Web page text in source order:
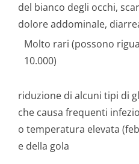
del bianco degli occhi,
dolore addominale,
Molto rari (possono
10.000)
riduzione di alcuni tipi di
che causa frequenti
o temperatura elevata
e della gola